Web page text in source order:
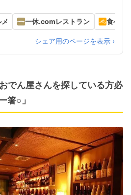
一休.comレストラン 食べロ
シェア用のページを表示 ›
でん屋さんを探している方必
箸○」